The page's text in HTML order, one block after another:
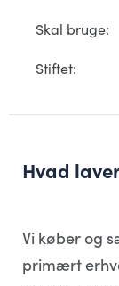
Skal bruge:
Stiftet:
Hvad
Vi køber og
primært